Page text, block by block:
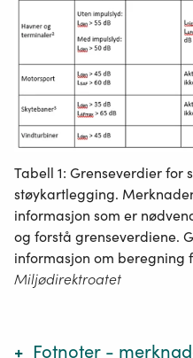
Tabell 1: Grenseverdier for
støykartlegging.
informasjon som er
og forstå grenseverdiene.
informasjon om beregning
Miljødirektroatet
Fotnoter -